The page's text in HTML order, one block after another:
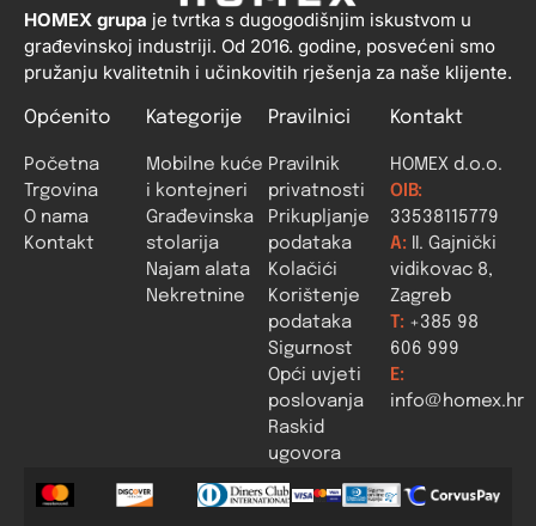
HOMEX grupa je tvrtka s dugogodišnjim iskustvom u
građevinskoj industriji. Od 2016. godine, posvećeni smo
pružanju kvalitetnih i učinkovitih rješenja za naše klijente.
Općenito
Početna
Trgovina
O nama
Kontakt
Kategorije
Mobilne kuće
i kontejneri
Građevinska
stolarija
Najam alata
Nekretnine
Pravilnici
Pravilnik
privatnosti
Prikupljanje
podataka
Kolačići
Korištenje
podataka
Sigurnost
Opći uvjeti
poslovanja
Raskid
ugovora
Kontakt
HOMEX d.o.o.
OIB:
33538115779
A: II. Gajnički
vidikovac 8,
Zagreb
T: +385 98
606 999
E:
info@homex.hr